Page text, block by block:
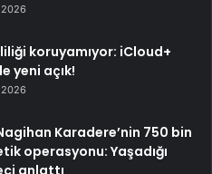
koruyamıyor: iCloud+
yeni açık!
Karadere’nin 750 bin
operasyonu: Yaşadığı
anlattı